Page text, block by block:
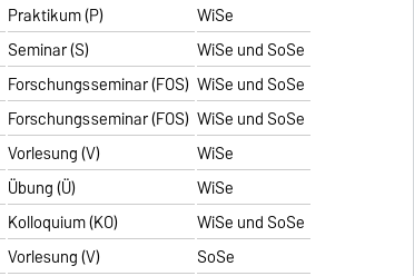
Praktikum (P)
WiSe
Seminar (S)
WiSe und SoSe
Forschungsseminar (FOS) WiSe und SoSe
Forschungsseminar (FOS) WiSe und SoSe
Vorlesung (V)
WiSe
Übung (Ü)
WiSe
Kolloquium (KO)
WiSe und SoSe
Vorlesung (V)
SoSe